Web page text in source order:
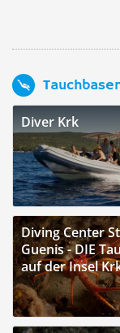
Diver Krk
Diving Center
Guenis - DIE
auf der Insel